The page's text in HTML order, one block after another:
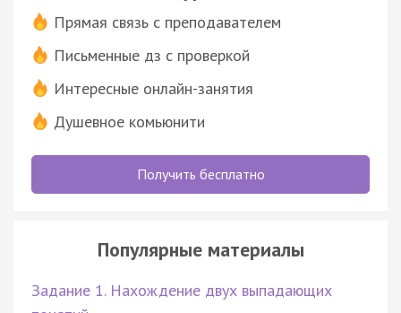
Прямая связь с преподавателем
Письменные дз с проверкой
Интересные онлайн-занятия
Душевное комьюнити
Получить бесплатно
Популярные материалы
Задание 1. Нахождение двух выпадающих